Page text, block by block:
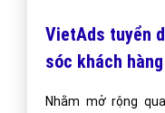
VietAds tuyển
sóc khách
Nhằm mở rộng